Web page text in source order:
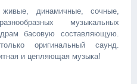
динамичные, сочные,
музыкальных
басовую составляющую.
оригинальный саунд.
и цепляющая музыка!